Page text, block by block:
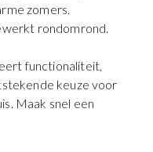
zomers.
rondomrond.
functionaliteit,
keuze voor
Maak snel een